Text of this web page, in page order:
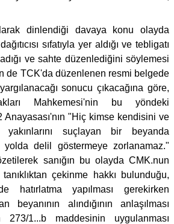
dinlendiği davaya konu olayda
sıfatıyla yer aldığı ve tebligatı
ve sahte düzenlediğini söylemesi
de TCK'da düzenlenen resmi belgede
sonucu çıkacağına göre,
Mahkemesi'nin bu yöndeki
Anayasası'nın "Hiç kimse kendisini ve
yakınlarını suçlayan bir beyanda
delil göstermeye zorlanamaz."
sanığın bu olayda CMK.nun
çekinme hakkı bulunduğu,
hatırlatma yapılması gerekirken
beyanının alındığının anlaşılması
273/1...b maddesinin uygulanması